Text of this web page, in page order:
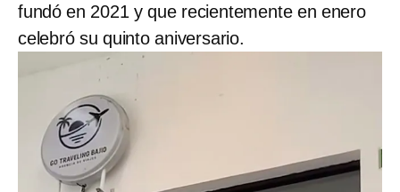
fundó en 2021 y que recientemente en enero
celebró su quinto aniversario.